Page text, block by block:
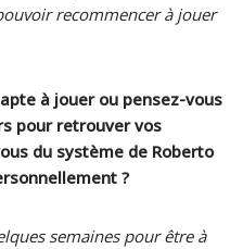
recommencer à jouer
à jouer ou pensez-vous
pour retrouver vos
du système de Roberto
?
semaines pour être à